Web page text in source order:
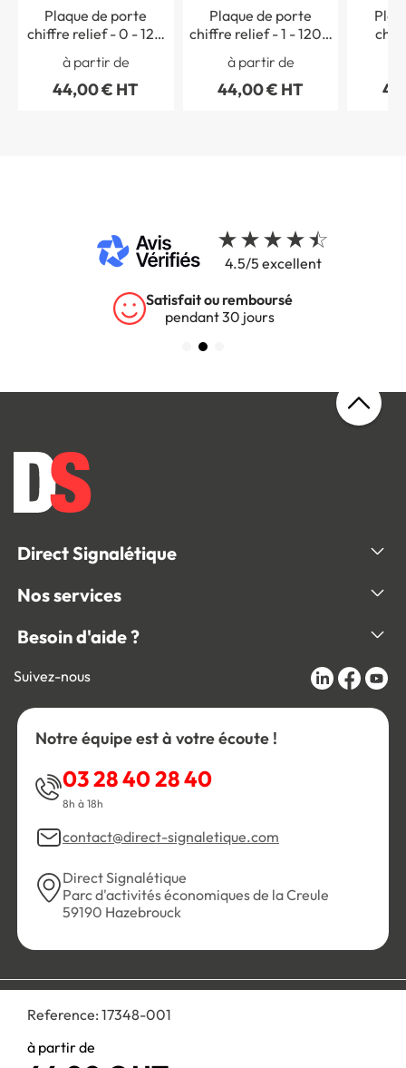
Reference: 17348-001
à partir de
Plaque de porte
chiffre relief - 0 - 120
x 120 mm
à partir de
44,00 € HT
Plaque de porte
chiffre relief - 1 - 120 x
120 mm
à partir de
44,00 € HT
4.5/5 excellent
Satisfait ou remboursé
pendant 30 jours
Direct Signalétique
Nos services
Besoin d'aide ?
Suivez-nous
Notre équipe est à votre écoute !
03 28 40 28 40
8h à 18h
contact@direct-signaletique.com
Direct Signalétique
Parc d'activités économiques de la Creule
59190 Hazebrouck
Personnaliser les cookies